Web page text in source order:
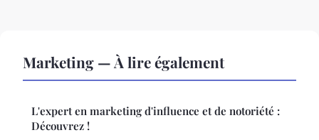
Marketing — À lire également
L'expert en marketing d'influence et de notoriété :
Découvrez !